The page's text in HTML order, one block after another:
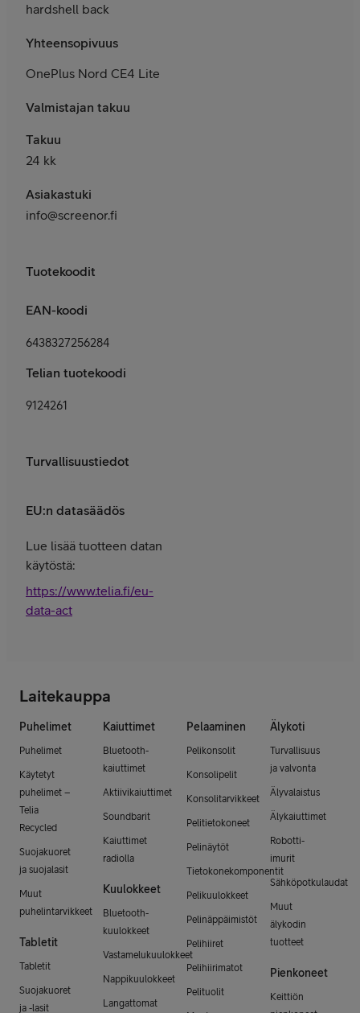
hardshell back
Yhteensopivuus
OnePlus Nord CE4 Lite
Valmistajan takuu
Takuu
24 kk
Asiakastuki
info@screenor.fi
Tuotekoodit
EAN-koodi
6438327256284
Telian tuotekoodi
9124261
Turvallisuustiedot
EU:n datasäädös
Lue lisää tuotteen datan
käytöstä:
https://www.telia.fi/eu-
data-act
Laitekauppa
Puhelimet
Puhelimet
Käytetyt
puhelimet –
Telia
Recycled
Suojakuoret
ja suojalasit
Muut
puhelintarvikkeet
Tabletit
Tabletit
Suojakuoret
ja -lasit
Kaiuttimet
Bluetooth-
kaiuttimet
Aktiivikaiuttimet
Soundbarit
Kaiuttimet
radiolla
Kuulokkeet
Bluetooth-
kuulokkeet
Vastamelukuulokkeet
Nappikuulokkeet
Langattomat
Pelaaminen
Pelikonsolit
Konsolipelit
Konsolitarvikkeet
Pelitietokoneet
Pelinäytöt
Tietokonekomponentit
Pelikuulokkeet
Pelinäppäimistöt
Pelihiiret
Pelihiirimatot
Pelituolit
Älykoti
Turvallisuus
ja valvonta
Älyvalaistus
Älykaiuttimet
Robotti-
imurit
Sähköpotkulaudat
Muut
älykodin
tuotteet
Pienkoneet
Keittiön